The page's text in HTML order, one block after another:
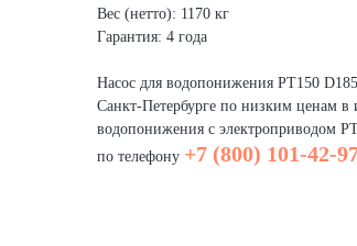
Вес (нетто): 1170 кг
Гарантия: 4 года
Насос для водопонижения PT150
Санкт-Петербурге по низким ценам
водопонижения с электроприводом
по телефону +7 (800) 101-42-